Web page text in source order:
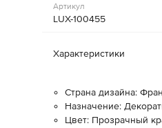
Артикул
LUX-100455
Характеристики
Страна дизайна:
Назначение:
Цвет: Прозрачный